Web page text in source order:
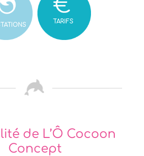
TARIFS
de L’Ô Cocoon
Concept